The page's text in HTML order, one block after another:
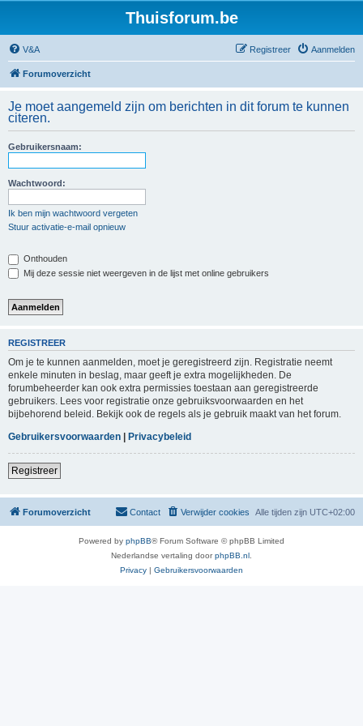
Thuisforum.be
V&A Aanmelden
Registreer
Forumoverzicht
Je moet aangemeld zijn om berichten in dit forum te kunnen
citeren.
Gebruikersnaam:
Wachtwoord:
Ik ben mijn wachtwoord vergeten
Stuur activatie-e-mail opnieuw
Onthouden
Mij deze sessie niet weergeven in de lijst met online gebruikers
REGISTREER
Om je te kunnen aanmelden, moet je geregistreerd zijn. Registratie neemt
enkele minuten in beslag, maar geeft je extra mogelijkheden. De
forumbeheerder kan ook extra permissies toestaan aan geregistreerde
gebruikers. Lees voor registratie onze gebruiksvoorwaarden en het
bijbehorend beleid. Bekijk ook de regels als je gebruik maakt van het forum.
Gebruikersvoorwaarden | Privacybeleid
Registreer
Forumoverzicht Alle tijden zijn UTC+02:00
Verwijder cookies
Contact
Powered by phpBB® Forum Software © phpBB Limited
Nederlandse vertaling doorphpBB.nl
Privacy | Gebruikersvoorwaarden